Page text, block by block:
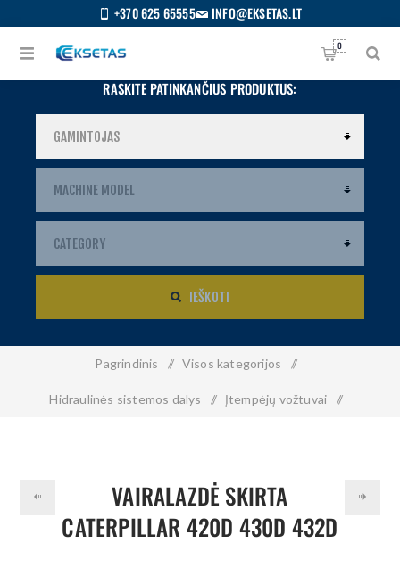
+370 625 65555 INFO@EKSETAS.LT
0
RASKITE PATINKANČIUS PRODUKTUS:
IEŠKOTI
Pagrindinis / Visos kategorijos /
Hidraulinės sistemos dalys / Įtempėjų vožtuvai /
VAIRALAZDĖ SKIRTA
CATERPILLAR 420D 430D 432D